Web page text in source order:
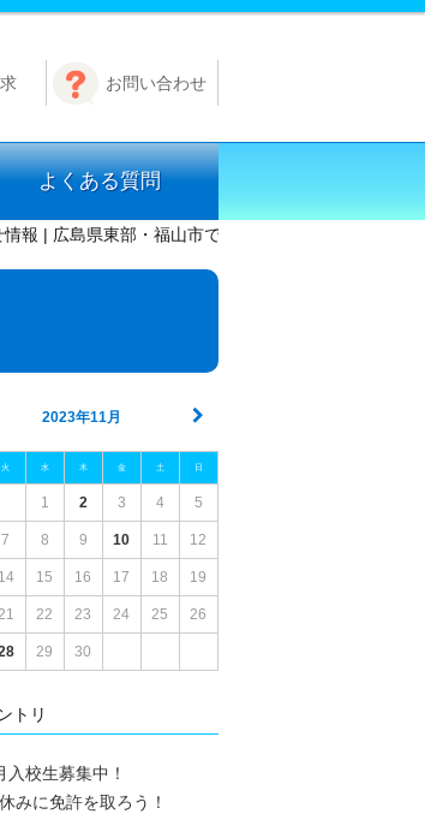
お問い合わせ
よくある質問
報 | 広島県東部・福山市での免許取得なら公認 芦田川
2023年11月
火 水 木 金 土 日
1 2 3 4 5
7 8 9 10 11 12
14 15 16 17 18 19
22 23 24 25 26
29 30
トリ
入校生募集中！
みに免許を取ろう！